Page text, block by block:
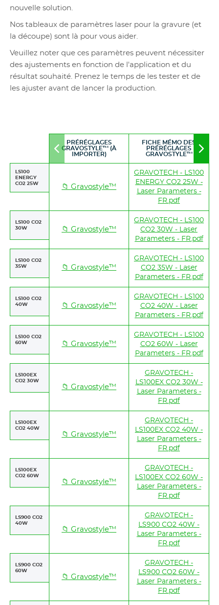
nouvelle solution.
Nos tableaux de paramètres laser pour la gravure (et
la découpe) sont là pour vous aider.
Veuillez noter que ces paramètres peuvent nécessiter
des ajustements en fonction de l'application et du
résultat souhaité. Prenez le temps de les tester et de
les ajuster avant de lancer la production.
Move
PRÉRÉGLAGES
GRAVOSTYLE™ (À
IMPORTER)
FICHE MÉMO DES
PRÉRÉGLAGES
GRAVOSTYLE™
LS100
ENERGY
CO2 25W
📁 Gravostyle™
GRAVOTECH - LS100
ENERGY CO2 25W -
Laser Parameters -
FR.pdf
LS100 CO2
30W
📁 Gravostyle™
GRAVOTECH - LS100
CO2 30W - Laser
Parameters - FR.pdf
LS100 CO2
35W
📁 Gravostyle™
GRAVOTECH - LS100
CO2 35W - Laser
Parameters - FR.pdf
LS100 CO2
40W
📁 Gravostyle™
GRAVOTECH - LS100
CO2 40W - Laser
Parameters - FR.pdf
LS100 CO2
60W
📁 Gravostyle™
GRAVOTECH - LS100
CO2 60W - Laser
Parameters - FR.pdf
LS100EX
CO2 30W
📁 Gravostyle™
GRAVOTECH -
LS100EX CO2 30W -
Laser Parameters -
FR.pdf
LS100EX
CO2 40W
📁 Gravostyle™
GRAVOTECH -
LS100EX CO2 40W -
Laser Parameters -
FR.pdf
LS100EX
CO2 60W
📁 Gravostyle™
GRAVOTECH -
LS100EX CO2 60W -
Laser Parameters -
FR.pdf
LS900 CO2
40W
📁 Gravostyle™
GRAVOTECH -
LS900 CO2 40W -
Laser Parameters -
FR.pdf
LS900 CO2
60W
📁 Gravostyle™
GRAVOTECH -
LS900 CO2 60W -
Laser Parameters -
FR.pdf